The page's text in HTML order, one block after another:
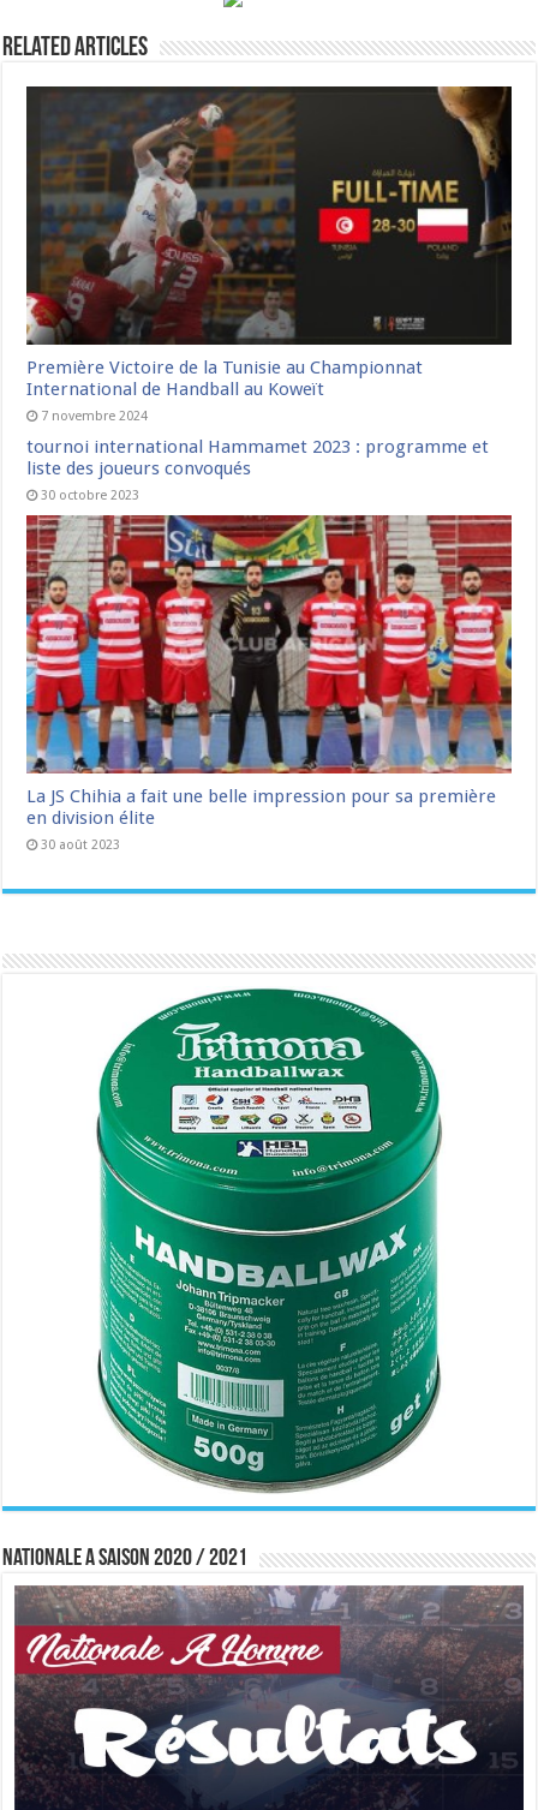
Related Articles
Première Victoire de la Tunisie au Championnat
International de Handball au Koweït
7 novembre 2024
tournoi international Hammamet 2023 : programme et
liste des joueurs convoqués
30 octobre 2023
La JS Chihia a fait une belle impression pour sa première
en division élite
30 août 2023
Nationale A saison 2020 / 2021